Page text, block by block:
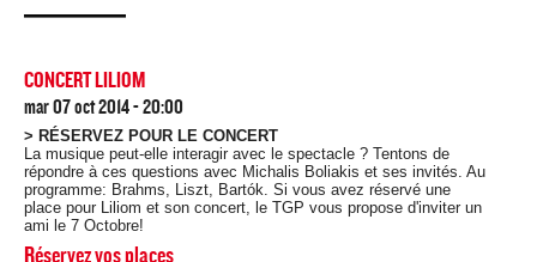
CONCERT LILIOM
mar 07 oct 2014 - 20:00
> RÉSERVEZ POUR LE CONCERT
La musique peut-elle interagir avec le spectacle ? Tentons de
répondre à ces questions avec Michalis Boliakis et ses invités. Au
programme: Brahms, Liszt, Bartók. Si vous avez réservé une
place pour Liliom et son concert, le TGP vous propose d'inviter un
ami le 7 Octobre!
Réservez vos places